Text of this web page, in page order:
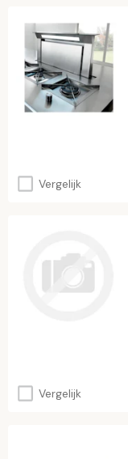
Vergelijk
Vergelijk